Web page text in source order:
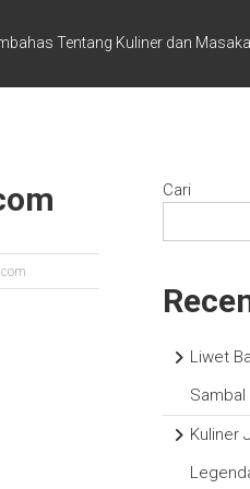
Tentang Kuliner dan
Cari
Liwet
Sambal
Kuliner